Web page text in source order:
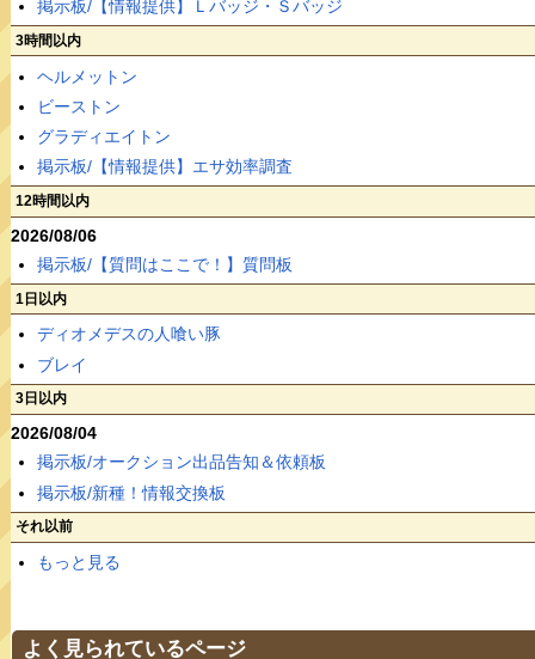
掲示板/【情報提供】Ｌバッジ・Ｓバッジ
3時間以内
ヘルメットン
ビーストン
グラディエイトン
掲示板/【情報提供】エサ効率調査
12時間以内
2026/08/06
掲示板/【質問はここで！】質問板
1日以内
ディオメデスの人喰い豚
ブレイ
3日以内
2026/08/04
掲示板/オークション出品告知＆依頼板
掲示板/新種！情報交換板
それ以前
もっと見る
よく見られているページ